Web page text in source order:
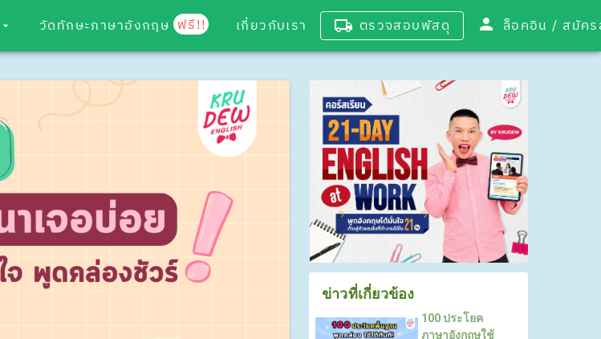
วัดทักษะภาษาอังกฤษ ฟรี!! เกี่ยวกับเรา ตรวจสอบพัสดุ ล็อคอิน /
ข่าวที่เกี่ยวข้อง
100 ประโยค
ภาษาอังกฤษใช้